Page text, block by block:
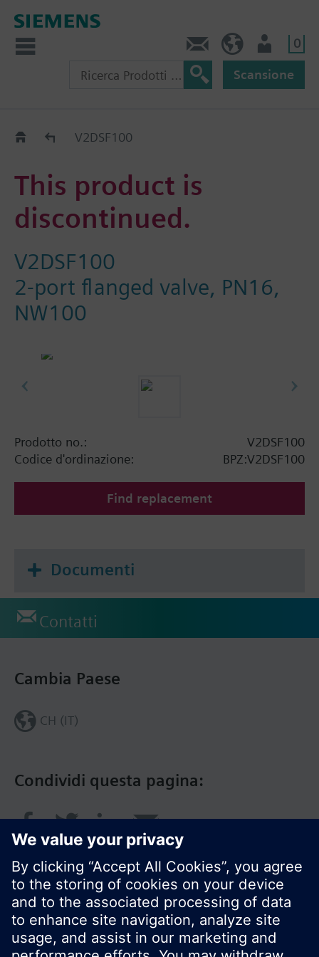
0
Scansione
Old2NewV2DSF100
This product is
discontinued.
V2DSF100
2-port flanged valve, PN16,
NW100
Prodotto no.:
V2DSF100
Codice d'ordinazione:
BPZ:V2DSF100
Find replacement
Documenti
Contatti
Condividi questa pagina:
Cambia Paese
CH (IT)